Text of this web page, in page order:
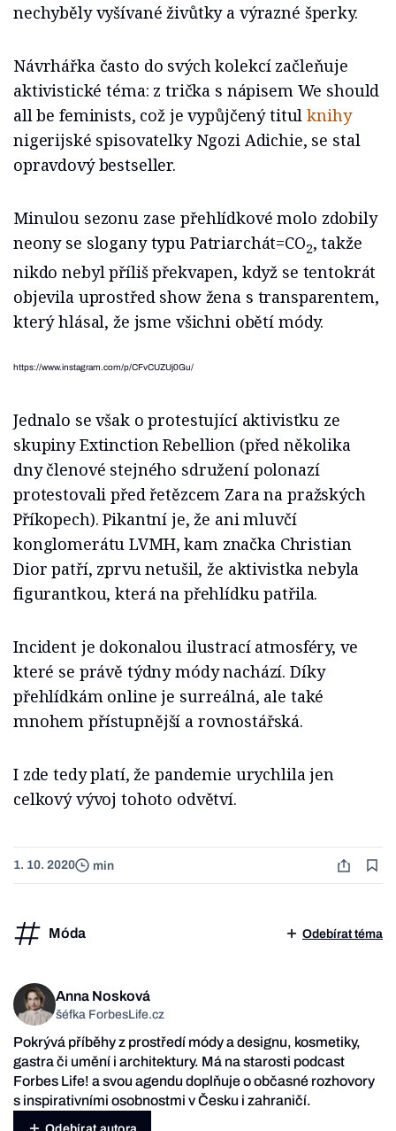
nechyběly vyšívané živůtky a výrazné šperky.
Návrhářka často do svých kolekcí začleňuje
aktivistické téma: z trička s nápisem We should
all be feminists, což je vypůjčený titulknihy
nigerijské spisovatelky Ngozi Adichie, se stal
opravdový bestseller.
Minulou sezonu zase přehlídkové molo zdobily
neony se slogany typu Patriarchát=CO2, takže
nikdo nebyl příliš překvapen, když se tentokrát
objevila uprostřed show žena s transparentem,
který hlásal, že jsme všichni obětí módy.
https://www.instagram.com/p/CFvCUZUj0Gu/
Jednalo se však o protestující aktivistku ze
skupiny Extinction Rebellion (před několika
dny členové stejného sdružení polonazí
protestovali před řetězcem Zara na pražských
Příkopech). Pikantní je, že ani mluvčí
konglomerátu LVMH, kam značka Christian
Dior patří, zprvu netušil, že aktivistka nebyla
figurantkou, která na přehlídku patřila.
Incident je dokonalou ilustrací atmosféry, ve
které se právě týdny módy nachází. Díky
přehlídkám online je surreálná, ale také
mnohem přístupnější a rovnostářská.
I zde tedy platí, že pandemie urychlila jen
celkový vývoj tohoto odvětví.
1. 10. 2020 min
Móda Odebírat téma
Anna Nosková
šéfka ForbesLife.cz
Pokrývá příběhy z prostředí módy a designu, kosmetiky,
gastra či umění i architektury. Má na starosti podcast
Forbes Life! a svou agendu doplňuje o občasné rozhovory
s inspirativními osobnostmi v Česku i zahraničí.